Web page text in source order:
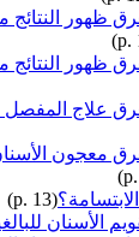
ظهور النتائج
ظهور النتائج
علاج المفصل
معجون
(p. 13)
الأسنان